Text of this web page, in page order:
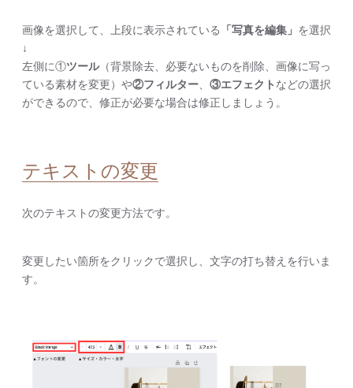
画像を選択して、上段に表示されている 「写真を編集」 を選択
↓
左側に①ツール（背景除去、必要ないものを削除、画像に写っ
ている素材を変更）や②フィルター ③エフェクト などの選択
ができるので、修正が必要な場合は修正しましょう。
テキストの変更
次のテキストの変更方法です。
変更したい箇所をクリックで選択し、文字の打ち替えを行いま
す。